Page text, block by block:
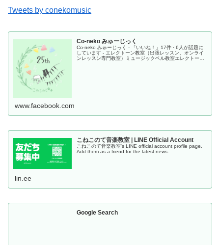
Tweets by conekomusic
Co-neko みゅーじっく
Co-neko みゅーじっく - 「いいね！」17件 · 6人が話題に
しています - エレクトーン教室（出張レッスン、オンライ
ンレッスン専門教室）ミュージックベル教室エレクトー
www.facebook.com
こねこのて音楽教室 | LINE Official Account
こねこのて音楽教室's LINE official account profile page.
Add them as a friend for the latest news.
lin.ee
Google Search